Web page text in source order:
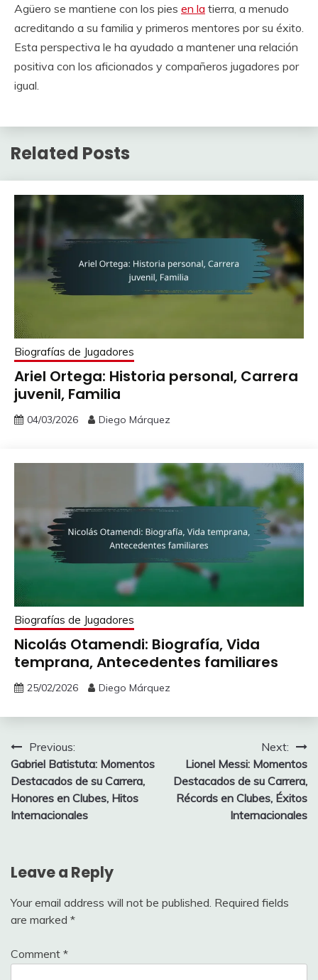
Agüero se mantiene con los pies en la tierra, a menudo
acreditando a su familia y primeros mentores por su éxito.
Esta perspectiva le ha ayudado a mantener una relación
positiva con los aficionados y compañeros jugadores por
igual.
Related Posts
Biografías de Jugadores
Ariel Ortega: Historia personal, Carrera
juvenil, Familia
04/03/2026 Diego Márquez
Biografías de Jugadores
Nicolás Otamendi: Biografía, Vida
temprana, Antecedentes familiares
25/02/2026 Diego Márquez
Post
navigation
Previous:
Gabriel Batistuta: Momentos
Destacados de su Carrera,
Honores en Clubes, Hitos
Internacionales
Next:
Lionel Messi: Momentos
Destacados de su Carrera,
Récords en Clubes, Éxitos
Internacionales
Leave a Reply
Your email address will not be published. Required fields
are marked *
Comment *